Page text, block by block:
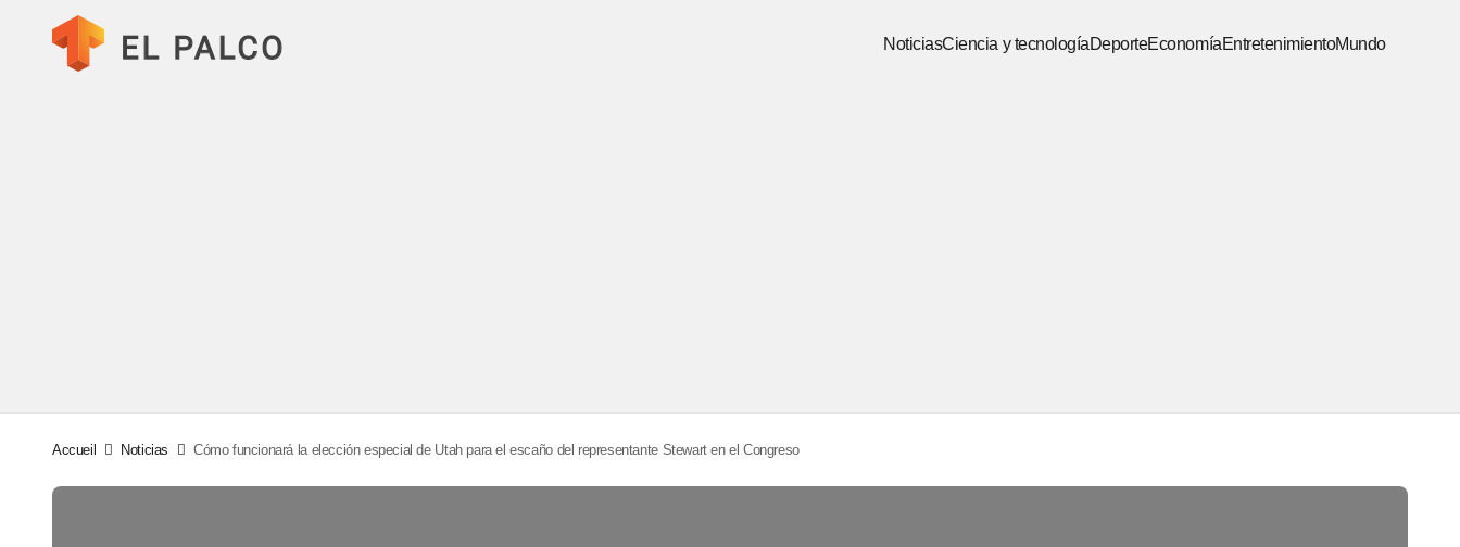
NoticiasCiencia y tecnologíaDeporteEconomíaEntretenimientoMundo
Accueil Noticias Cómo funcionará la elección especial de Utah para el escaño del representante Stewart en el Congreso